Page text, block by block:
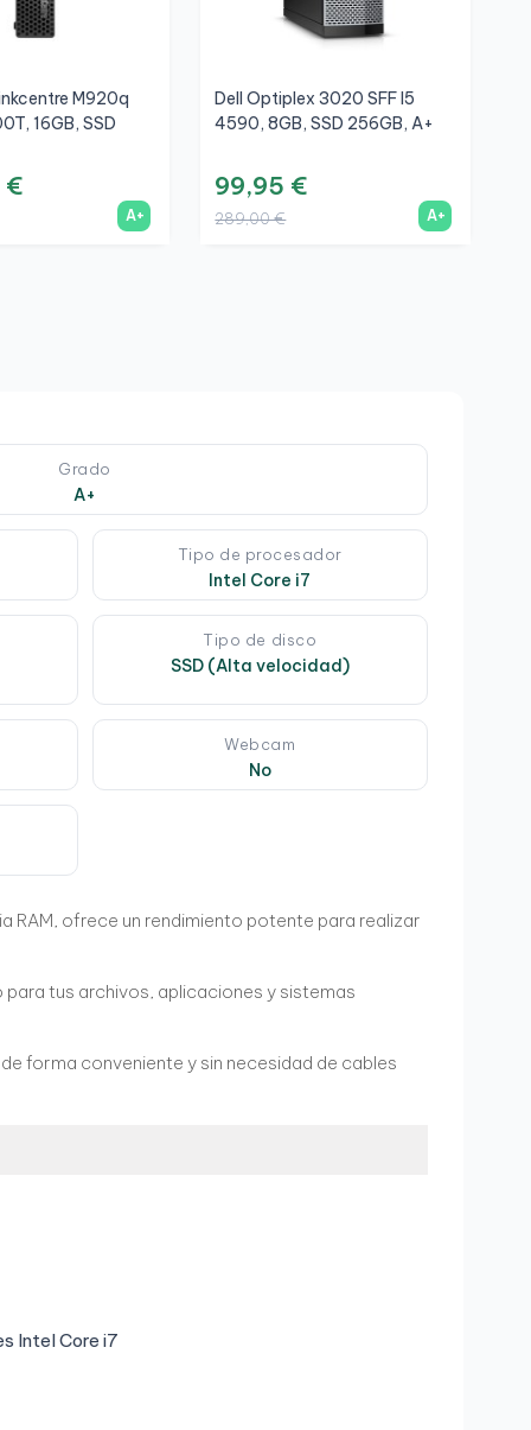
M920q
16GB, SSD
€
A+
Dell Optiplex 3020 SFF I5
4590, 8GB, SSD 256GB, A+
99,95 €
289,00 € A+
Grado
A+
Tipo de procesador
Intel Core i7
Tipo de disco
SSD (Alta velocidad)
Webcam
No
RAM, ofrece un rendimiento potente para realizar
para tus archivos, aplicaciones y sistemas
forma conveniente y sin necesidad de cables
Intel Core i7